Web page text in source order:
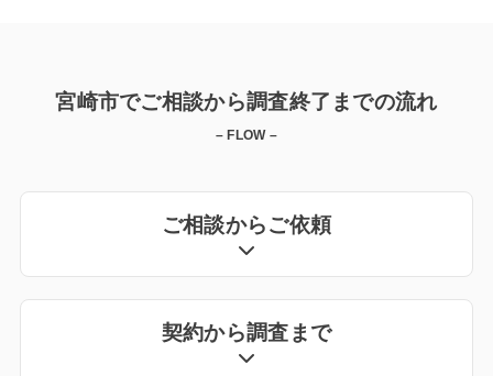
宮崎市でご相談から調査終了までの流れ
– FLOW –
ご相談からご依頼
契約から調査まで